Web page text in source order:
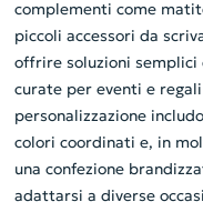
complementi come
piccoli accessori da
offrire soluzioni semplici
curate per eventi e
personalizzazione
colori coordinati e, in
una confezione
adattarsi a diverse